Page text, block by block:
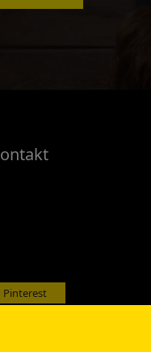
Pinterest